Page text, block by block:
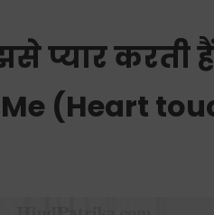
प्यार करती
Me (Heart